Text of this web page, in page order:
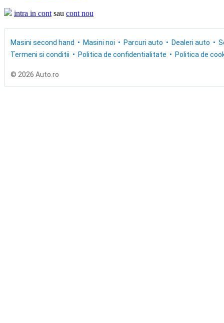
intra in cont sau cont nou
Masini second hand Masini noi Parcuri auto Dealeri auto
Termeni si conditii
Politica de confidentialitate Politica de
© 2026 Auto.ro